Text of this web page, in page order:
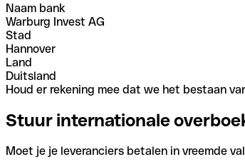
Naam bank
Warburg Invest AG
Stad
Hannover
Land
Duitsland
Houd er rekening mee dat we het bestaan
Stuur internationale
Moet je je leveranciers betalen in vreemde